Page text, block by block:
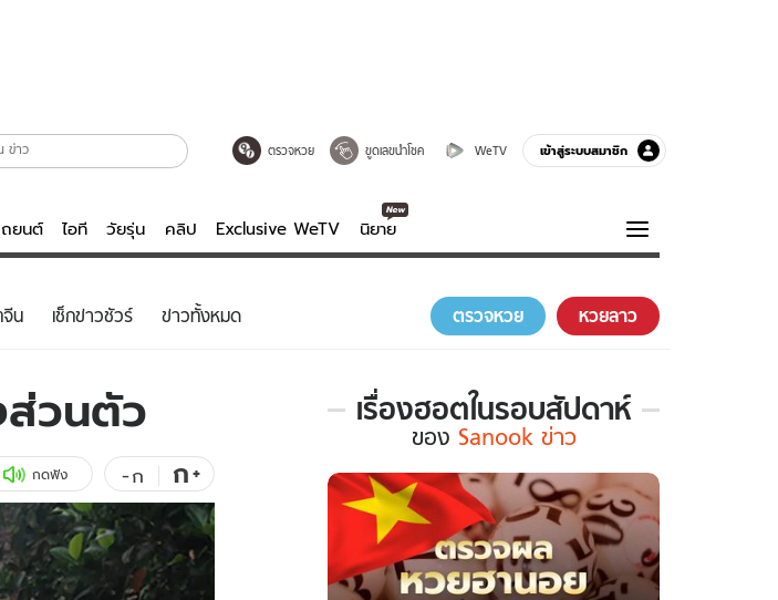
ตรวจหวย ขูดเลขนำโชค WeTV เข้าสู่ระบบสมาชิก
ยนต์ ไอที วัยรุ่น คลิป Exclusive WeTV นิยาย
ล์ บันเทิงครบรส
คลิป
พอดแคสต์
ดูทีวี
WeTV
ความรู้รอบตัว
ฮาวทู
จีน เช็กข่าวชัวร์ ข่าวทั้งหมด ตรวจหวย หวยลาว
วนตัว
กดฟัง -ก ก+
เรื่องฮอตในรอบสัปดาห์
เรื่อง
ใน
รอบ
สัปดาห์
Sanook
ข่าว
ของ Sanook ข่าว